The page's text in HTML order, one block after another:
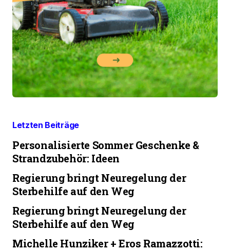
Letzten Beiträge
Personalisierte Sommer Geschenke &
Strandzubehör: Ideen
Regierung bringt Neuregelung der
Sterbehilfe auf den Weg
Regierung bringt Neuregelung der
Sterbehilfe auf den Weg
Michelle Hunziker + Eros Ramazzotti: